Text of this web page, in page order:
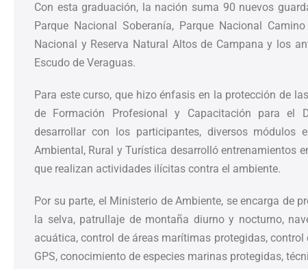
Con esta graduación, la nación suma 90 nuevos
Parque Nacional Soberanía, Parque Nacional
Nacional y Reserva Natural Altos de Campana y los
Escudo de Veraguas.
Para este curso, que hizo énfasis en la protección de
de Formación Profesional y Capacitación para el
desarrollar con los participantes, diversos módulos
Ambiental, Rural y Turística desarrolló entrenamientos
que realizan actividades ilícitas contra el ambiente.
Por su parte, el Ministerio de Ambiente, se encarga de
la selva, patrullaje de montaña diurno y nocturno,
acuática, control de áreas marítimas protegidas,
GPS, conocimiento de especies marinas protegidas,